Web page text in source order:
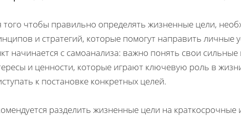
того чтобы правильно определять жизненные цели,
и стратегий, которые помогут направить личные
начинается с самоанализа: важно понять свои
и ценности, которые играют ключевую роль в
к постановке конкретных целей.
разделить жизненные цели на